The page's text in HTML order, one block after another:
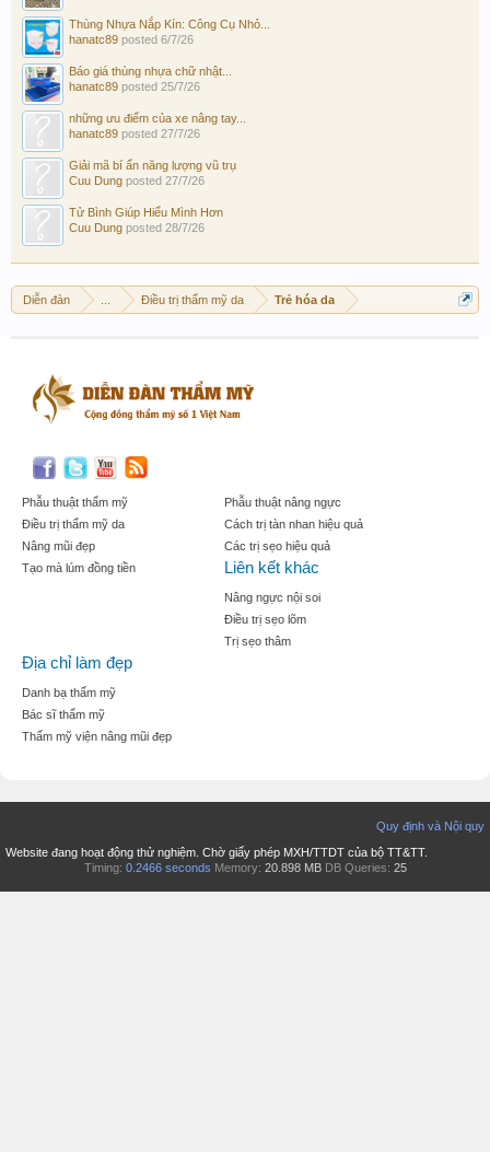
Thùng Nhựa Nắp Kín: Công Cụ Nhỏ...
hanatc89 posted 6/7/26
Báo giá thùng nhựa chữ nhật...
hanatc89 posted 25/7/26
những ưu điểm của xe nâng tay...
hanatc89 posted 27/7/26
Giải mã bí ẩn năng lượng vũ trụ
Cuu Dung posted 27/7/26
Tử Bình Giúp Hiểu Mình Hơn
Cuu Dung posted 28/7/26
Diễn đàn Điều trị thẩm mỹ da Trẻ hóa da
Phẫu thuật thẩm mỹ
Điều trị thẩm mỹ da
Nâng mũi đẹp
Tạo mà lúm đồng tiền
Phẫu thuật nâng ngực
Cách trị tàn nhan hiệu quả
Các trị sẹo hiệu quả
Liên kết khác
Nâng ngực nội soi
Điều trị sẹo lõm
Trị sẹo thâm
Địa chỉ làm đẹp
Danh bạ thẩm mỹ
Bác sĩ thẩm mỹ
Thẩm mỹ viện nâng mũi đẹp
Quy định và Nội quy
Website đang hoạt động thử nghiệm. Chờ giấy phép MXH/TTDT của bộ TT&TT.
Timing: 0.2466 seconds Memory: 20.898 MB DB Queries: 25